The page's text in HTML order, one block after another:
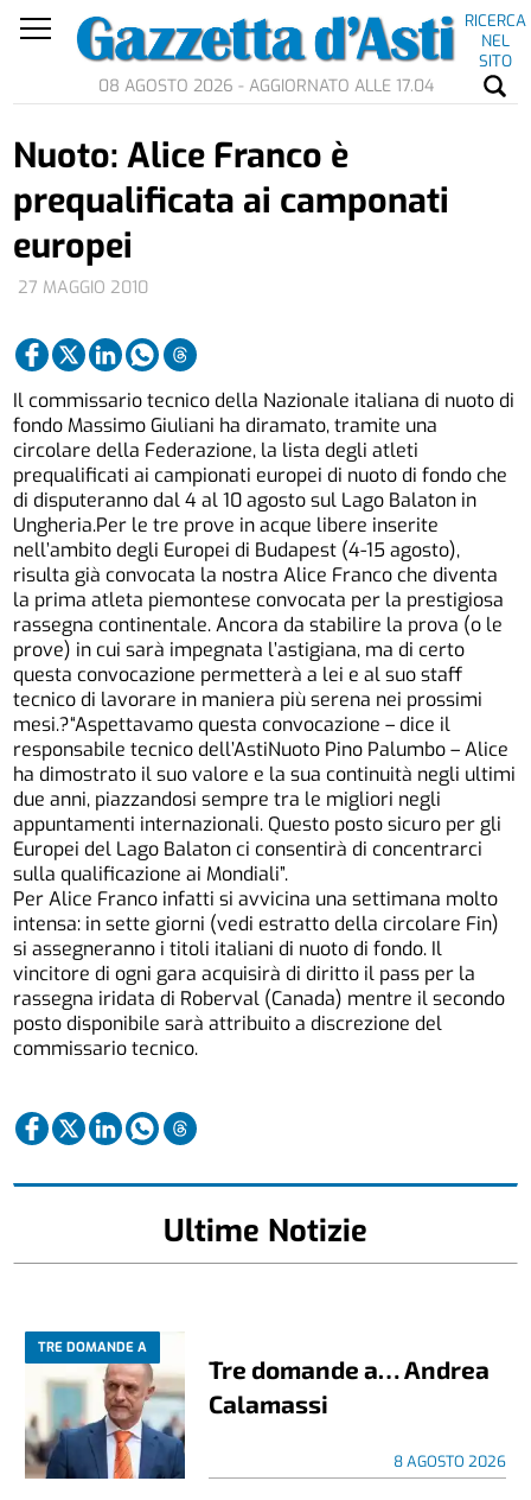
RICERCA
NEL
SITO
08 AGOSTO 2026 - AGGIORNATO ALLE 17.04
27 MAGGIO 2010
Nuoto: Alice Franco è
prequalificata ai camponati
europei
Il commissario tecnico della Nazionale italiana di nuoto di
fondo Massimo Giuliani ha diramato, tramite una
circolare della Federazione, la lista degli atleti
prequalificati ai campionati europei di nuoto di fondo che
di disputeranno dal 4 al 10 agosto sul Lago Balaton in
Ungheria.Per le tre prove in acque libere inserite
nell’ambito degli Europei di Budapest (4-15 agosto),
risulta già convocata la nostra Alice Franco che diventa
la prima atleta piemontese convocata per la prestigiosa
rassegna continentale. Ancora da stabilire la prova (o le
prove) in cui sarà impegnata l’astigiana, ma di certo
questa convocazione permetterà a lei e al suo staff
tecnico di lavorare in maniera più serena nei prossimi
mesi.?“Aspettavamo questa convocazione – dice il
responsabile tecnico dell’AstiNuoto Pino Palumbo – Alice
ha dimostrato il suo valore e la sua continuità negli ultimi
due anni, piazzandosi sempre tra le migliori negli
appuntamenti internazionali. Questo posto sicuro per gli
Europei del Lago Balaton ci consentirà di concentrarci
sulla qualificazione ai Mondiali”.
Per Alice Franco infatti si avvicina una settimana molto
intensa: in sette giorni (vedi estratto della circolare Fin)
si assegneranno i titoli italiani di nuoto di fondo. Il
vincitore di ogni gara acquisirà di diritto il pass per la
rassegna iridata di Roberval (Canada) mentre il secondo
posto disponibile sarà attribuito a discrezione del
commissario tecnico.
Ultime Notizie
TRE DOMANDE A
Tre domande a… Andrea
Calamassi
8 AGOSTO 2026